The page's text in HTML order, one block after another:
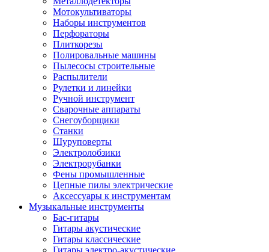
Мотокультиваторы
Наборы инструментов
Перфораторы
Плиткорезы
Полировальные машины
Пылесосы строительные
Распылители
Рулетки и линейки
Ручной инструмент
Сварочные аппараты
Снегоуборщики
Станки
Шуруповерты
Электролобзики
Электрорубанки
Фены промышленные
Цепные пилы электрические
Аксессуары к инструментам
Музыкальные инструменты
Бас-гитары
Гитары акустические
Гитары классические
Гитары электро-акустические